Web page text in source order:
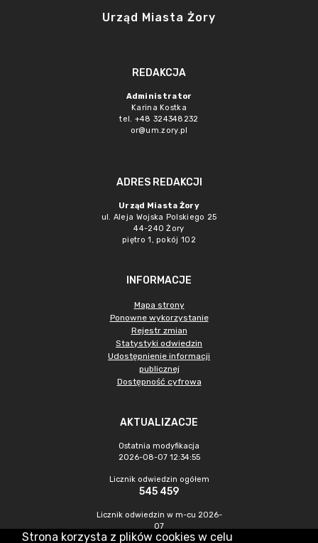
Urząd Miasta Żory
REDAKCJA
Administrator
Karina Kostka
tel. +48 324348232
or@um.zory.pl
ADRES REDAKCJI
Urząd Miasta Żory
ul. Aleja Wojska Polskiego 25
44-240 Żory
piętro 1, pokój 102
INFORMACJE
Mapa strony
Ponowne wykorzystanie
Rejestr zmian
Statystyki odwiedzin
Udostępnienie informacji
publicznej
Dostępność cyfrowa
AKTUALIZACJE
Ostatnia modyfikacja
2026-08-07 12:34:55
Licznik odwiedzin ogółem
545 459
Licznik odwiedzin w m-cu 2026-
07
1 475
Strona korzysta z plików cookies w celu